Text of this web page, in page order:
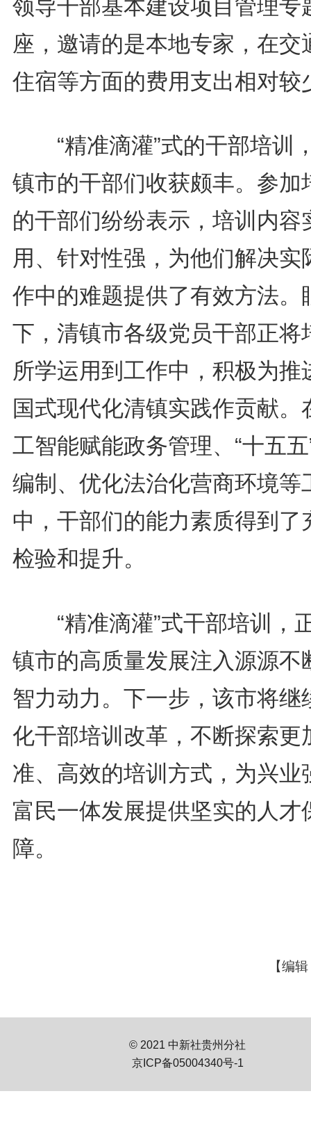
领导干部基本建设项目管理专
座，邀请的是本地专家，在交
住宿等方面的费用支出相对较
“精准滴灌”式的干部培训
镇市的干部们收获颇丰。参加
的干部们纷纷表示，培训内容
用、针对性强，为他们解决实
作中的难题提供了有效方法。
下，清镇市各级党员干部正将
所学运用到工作中，积极为推
国式现代化清镇实践作贡献。
工智能赋能政务管理、“十五
编制、优化法治化营商环境等
中，干部们的能力素质得到了
检验和提升。
“精准滴灌”式干部培训，
镇市的高质量发展注入源源不
智力动力。下一步，该市将继
化干部培训改革，不断探索更
准、高效的培训方式，为兴业
富民一体发展提供坚实的人才
障。
【编
© 2021 中新社贵州分社
京ICP备05004340号-1